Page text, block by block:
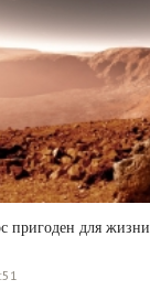
пригоден для жизни